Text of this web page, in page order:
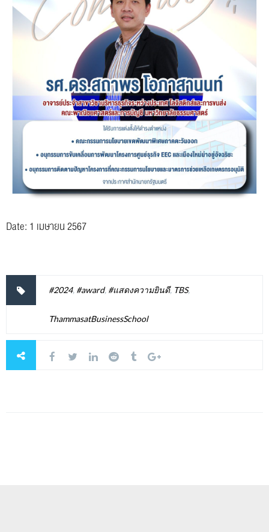
Date: 1 เมษายน 2567
#2024, #award, #แสดงความยินดี, TBS,
ThammasatBusinessSchool